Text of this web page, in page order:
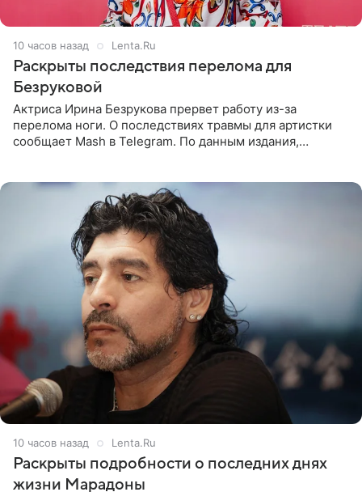
10 часов назад Lenta.Ru
Раскрыты последствия перелома для
Безруковой
Актриса Ирина Безрукова прервет работу из-за
перелома ноги. О последствиях травмы для артистки
сообщает Mash в Telegram. По данным издания,
10 часов назад Lenta.Ru
Раскрыты подробности о последних днях
жизни Марадоны